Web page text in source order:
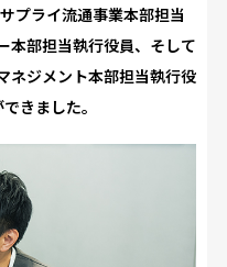
プライ流通事業本部担当
本部担当執行役員、そして
ネジメント本部担当執行役
きました。